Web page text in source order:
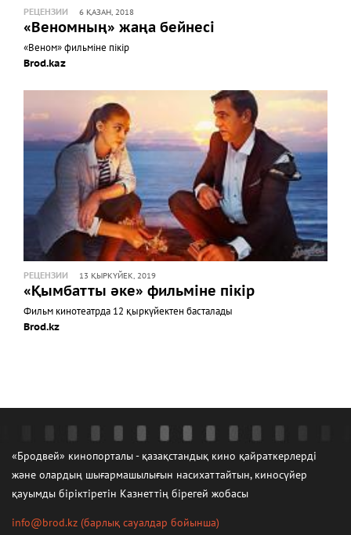
РЕЦЕНЗИИ 6 ҚАЗАН, 2018
«Веномның» жаңа бейнесі
«Веном» фильміне пікір
Brod.kaz
РЕЦЕНЗИИ 13 ҚЫРКҮЙЕК, 2019
«Қымбатты әке» фильміне пікір
Фильм кинотеатрда 12 қыркүйектен басталады
Brod.kz
«Бродвей» кинопорталы - қазақстандық кино қайраткерлерді
және олардың шығармашылығын насихаттайтын, киносүйер
қауымды біріктіретін Казнеттің бірегей жобасы
info@brod.kz (барлық сауалдар бойынша)